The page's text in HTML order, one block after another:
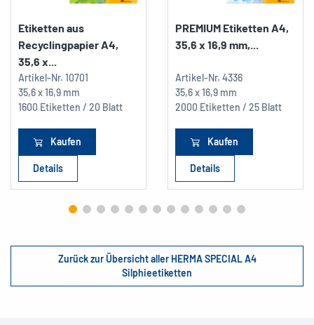
Etiketten aus
Recyclingpapier A4,
35,6 x...
Artikel-Nr. 10701
35,6 x 16,9 mm
1600 Etiketten / 20 Blatt
Kaufen
Details
PREMIUM Etiketten A4,
35,6 x 16,9 mm,...
Artikel-Nr. 4336
35,6 x 16,9 mm
2000 Etiketten / 25 Blatt
Kaufen
Details
Zurück zur Übersicht aller HERMA SPECIAL A4
Silphieetiketten